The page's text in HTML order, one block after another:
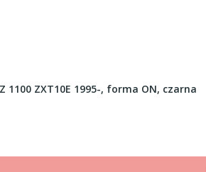
1100 ZXT10E 1995-, forma ON, czarna